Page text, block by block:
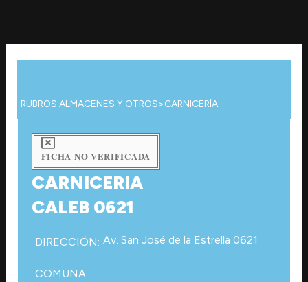
contenido
RUBROS:ALMACENES Y OTROS>CARNICERÍA
FICHA NO VERIFICADA
CARNICERIA
CALEB 0621
DIRECCIÓN: Av. San José de la Estrella 0621
COMUNA: